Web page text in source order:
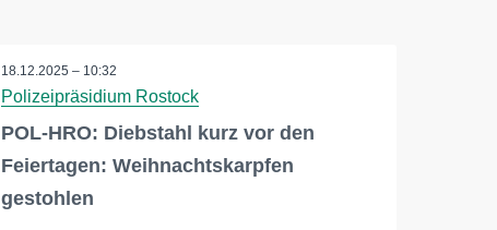
18.12.2025 – 10:32
Polizeipräsidium Rostock
POL-HRO: Diebstahl kurz vor den
Feiertagen: Weihnachtskarpfen
gestohlen